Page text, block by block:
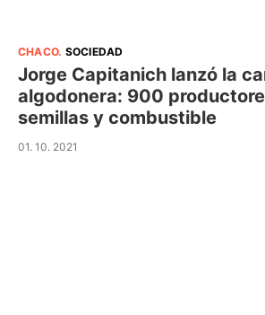
CHACO. SOCIEDAD
Jorge Capitanich lanzó la
algodonera: 900
semillas y combustible
01. 10. 2021